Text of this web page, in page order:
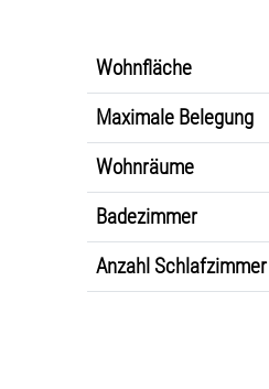
Wohnfläche
Maximale Belegung
Wohnräume
Badezimmer
Anzahl Schlafzimmer